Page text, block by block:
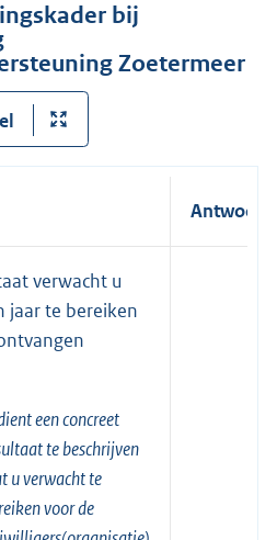
bij
Zoetermeer
Antwoord
verwacht u
jaar te bereiken
een concreet
te beschrijven
u verwacht te
voor de